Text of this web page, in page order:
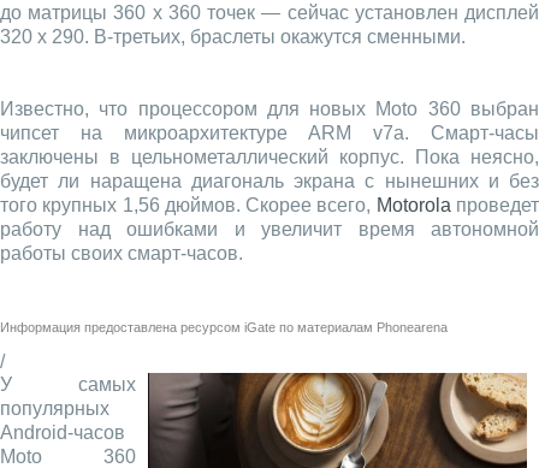
до матрицы 360 x 360 точек — сейчас установлен дисплей
320 x 290. В-третьих, браслеты окажутся сменными.
Известно, что процессором для новых Moto 360 выбран
чипсет на микроархитектуре ARM v7a. Смарт-часы
заключены в цельнометаллический корпус. Пока неясно,
будет ли наращена диагональ экрана с нынешних и без
того крупных 1,56 дюймов. Скорее всего, Motorola проведет
работу над ошибками и увеличит время автономной
работы своих смарт-часов.
Информация предоставлена ресурсом iGate по материалам Phonearena
/
У самых
популярных
Android-часов
Moto 360